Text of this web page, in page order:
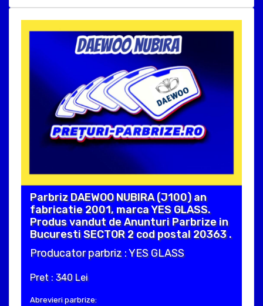
Parbriz DAEWOO NUBIRA (J100) an
fabricatie 2001, marca YES GLASS.
Produs vandut de Anunturi Parbrize in
Bucuresti SECTOR 2 cod postal 20363 .
Producator parbriz : YES GLASS
Pret : 340 Lei
Abrevieri parbrize: